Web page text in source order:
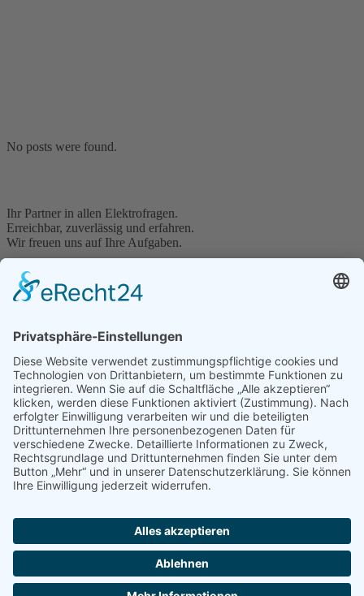
No posts were found.
Ihr Partner in allen Elektrofragen.
Erreichbar, zuverlässig und erfahren.
Wir freuen uns auf Ihre Aufgaben.
Impressum
Stöppler Gebäudetechnik GmbH
Ottenhauser Str. 4
32791 Lage
05232 6971238
elektro@stoeppler-lage.de